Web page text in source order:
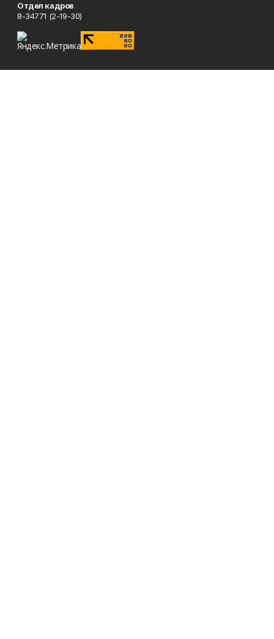
Отдел кадров
8-34771 (2-19-30)